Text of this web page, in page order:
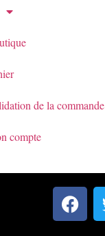
de la commande
compte